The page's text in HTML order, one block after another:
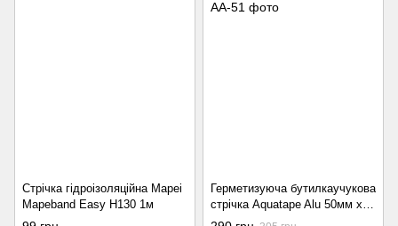
Стрічка гідроізоляційна Mapei
Mapeband Easy H130 1м
Герметизуюча бутилкаучукова
стрічка Aquatape Alu 50мм х
10м